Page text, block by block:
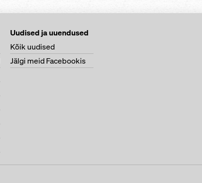
Uudised ja uuendused
Kõik uudised
Jälgi meid Facebookis